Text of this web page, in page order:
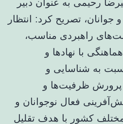
رحیمی به عنوان دبیر
جوانان، تصریح کرد: انتظار
راهبردی مناسب،
با نهادها و
به شناسایی و
پرورش ظرفیت‌ها و
فعال نوجوانان و
کشور با هدف تقلیل